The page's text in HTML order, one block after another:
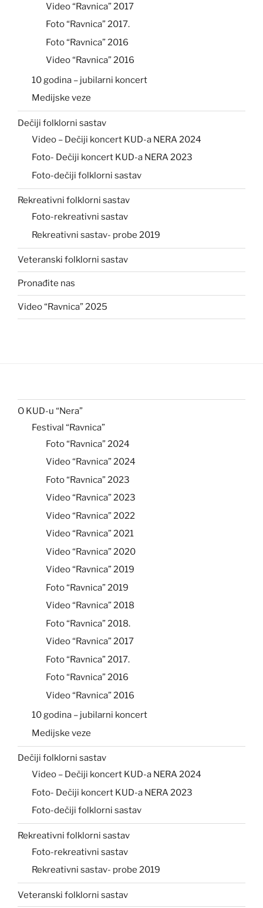
Video “Ravnica” 2017
Foto “Ravnica” 2017.
Foto “Ravnica” 2016
Video “Ravnica” 2016
10 godina – jubilarni koncert
Medijske veze
Dečiji folklorni sastav
Video – Dečiji koncert KUD-a NERA 2024
Foto- Dečiji koncert KUD-a NERA 2023
Foto-dečiji folklorni sastav
Rekreativni folklorni sastav
Foto-rekreativni sastav
Rekreativni sastav- probe 2019
Veteranski folklorni sastav
Pronađite nas
Video “Ravnica” 2025
O KUD-u “Nera”
Festival “Ravnica”
Foto “Ravnica” 2024
Video “Ravnica” 2024
Foto “Ravnica” 2023
Video “Ravnica” 2023
Video “Ravnica” 2022
Video “Ravnica” 2021
Video “Ravnica” 2020
Video “Ravnica” 2019
Foto “Ravnica” 2019
Video “Ravnica” 2018
Foto “Ravnica” 2018.
Video “Ravnica” 2017
Foto “Ravnica” 2017.
Foto “Ravnica” 2016
Video “Ravnica” 2016
10 godina – jubilarni koncert
Medijske veze
Dečiji folklorni sastav
Video – Dečiji koncert KUD-a NERA 2024
Foto- Dečiji koncert KUD-a NERA 2023
Foto-dečiji folklorni sastav
Rekreativni folklorni sastav
Foto-rekreativni sastav
Rekreativni sastav- probe 2019
Veteranski folklorni sastav